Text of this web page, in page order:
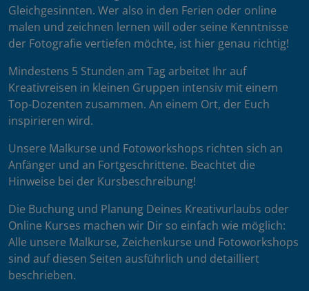
Gleichgesinnten. Wer also in den Ferien oder online
malen und zeichnen lernen will oder seine Kenntnisse
der Fotografie vertiefen möchte, ist hier genau richtig!
Mindestens 5 Stunden am Tag arbeitet Ihr auf
Kreativreisen in kleinen Gruppen intensiv mit einem
Top-Dozenten zusammen. An einem Ort, der Euch
inspirieren wird.
Unsere Malkurse und Fotoworkshops richten sich an
Anfänger und an Fortgeschrittene. Beachtet die
Hinweise bei der Kursbeschreibung!
Die Buchung und Planung Deines Kreativurlaubs oder
Online Kurses machen wir Dir so einfach wie möglich:
Alle unsere Malkurse, Zeichenkurse und Fotoworkshops
sind auf diesen Seiten ausführlich und detailliert
beschrieben.